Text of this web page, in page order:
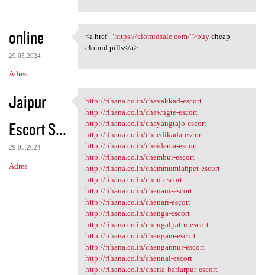
online
29.05.2024
Adres
<a href="https://clomidsale
<a href="https://clomidsale.com/">buycheap
clomid pills</a>
Jaipur
Escort S...
29.05.2024
Adres
http://rihana.co.in/chavakkad
http://rihana.co.in/chavakkad-escort
http://rihana.co.in/chawngte-escort
http://rihana.co.in/chayangtajo-escort
http://rihana.co.in/cheedikada-escort
http://rihana.co.in/cheidema-escort
http://rihana.co.in/chembur-escort
http://rihana.co.in/chemmumiahpet-escort
http://rihana.co.in/chen-escort
http://rihana.co.in/chenani-escort
http://rihana.co.in/chenari-escort
http://rihana.co.in/chenga-escort
http://rihana.co.in/chengalpattu-escort
http://rihana.co.in/chengam-escort
http://rihana.co.in/chengannur-escort
http://rihana.co.in/chennai-escort
http://rihana.co.in/cheria-bariarpur-escort